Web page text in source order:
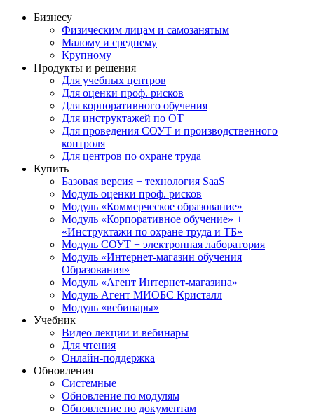
Бизнесу
Физическим лицам и самозанятым
Малому и среднему
Крупному
Продукты и решения
Для учебных центров
Для оценки проф. рисков
Для корпоративного обучения
Для инструктажей по ОТ
Для проведения СОУТ и производственного
контроля
Для центров по охране труда
Купить
Базовая версия + технология SaaS
Модуль оценки проф. рисков
Модуль «Коммерческое образование»
Модуль «Корпоративное обучение» +
«Инструктажи по охране труда и ТБ»
Модуль СОУТ + электронная лаборатория
Модуль «Интернет-магазин обучения
Образования»
Модуль «Агент Интернет-магазина»
Модуль Агент МИОБС Кристалл
Модуль «вебинары»
Учебник
Видео лекции и вебинары
Для чтения
Онлайн-поддержка
Обновления
Системные
Обновление по модулям
Обновление по документам